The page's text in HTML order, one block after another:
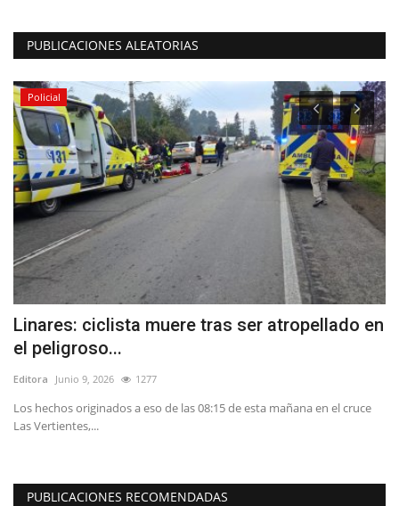
PUBLICACIONES ALEATORIAS
Policial
Linares: ciclista muere tras ser atropellado en
el peligroso...
Editora Junio 9, 2026 1277
Los hechos originados a eso de las 08:15 de esta mañana en el cruce
Las Vertientes,...
PUBLICACIONES RECOMENDADAS